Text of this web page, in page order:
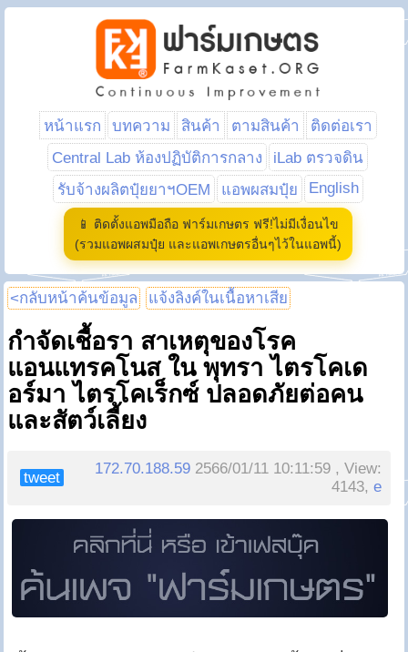
หน้าแรก บทความ สินค้า ตามสินค้า
ติดต่อเรา
Central Lab ห้องปฏิบัติการกลาง
iLab ตรวจดิน
รับจ้างผลิตปุ๋ยยาฯOEM
แอพผสมปุ๋ย English
📱 ติดตั้งแอพมือถือ ฟาร์มเกษตร ฟรี!ไม่มีเงื่อนไข
(รวมแอพผสมปุ๋ย และแอพเกษตรอื่นๆไว้ในแอพนี้)
<กลับหน้าค้นข้อมูล แจ้งลิงค์ในเนื้อหาเสีย
กำจัดเชื้อรา สาเหตุของโรค
แอนแทรคโนส ใน พุทรา ไตรโคเด
อร์มา ไตรโคเร็กซ์ ปลอดภัยต่อคน
และสัตว์เลี้ยง
tweet
172.70.188.59 2566/01/11 10:11:59 , View:
4143,e